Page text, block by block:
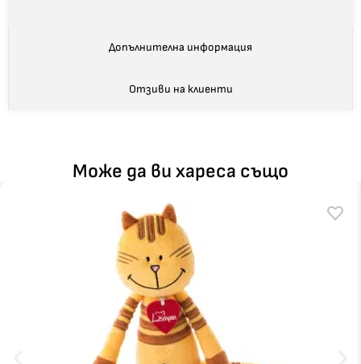
Допълнителна информация
Отзиви на клиенти
Може да ви хареса също